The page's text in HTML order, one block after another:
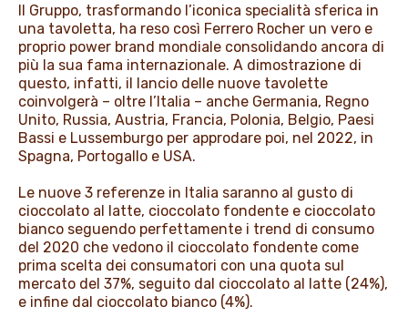
Il Gruppo, trasformando l’iconica specialità sferica in
una tavoletta, ha reso così Ferrero Rocher un vero e
proprio power brand mondiale consolidando ancora di
più la sua fama internazionale. A dimostrazione di
questo, infatti, il lancio delle nuove tavolette
coinvolgerà – oltre l’Italia – anche Germania, Regno
Unito, Russia, Austria, Francia, Polonia, Belgio, Paesi
Bassi e Lussemburgo per approdare poi, nel 2022, in
Spagna, Portogallo e USA.
Le nuove 3 referenze in Italia saranno al gusto di
cioccolato al latte, cioccolato fondente e cioccolato
bianco seguendo perfettamente i trend di consumo
del 2020 che vedono il cioccolato fondente come
prima scelta dei consumatori con una quota sul
mercato del 37%, seguito dal cioccolato al latte (24%),
e infine dal cioccolato bianco (4%).